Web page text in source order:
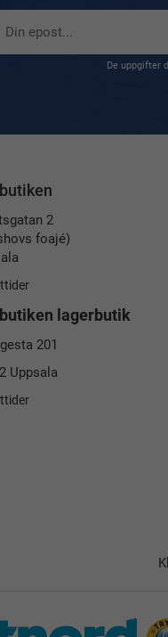
De uppgifter
2
foajé)
lagerbutik
201
Uppsala